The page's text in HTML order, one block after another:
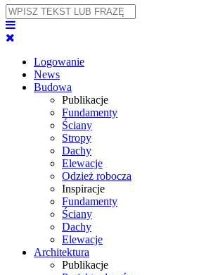
Logowanie
News
Budowa
Publikacje
Fundamenty
Ściany
Stropy
Dachy
Elewacje
Odzież robocza
Inspiracje
Fundamenty
Ściany
Dachy
Elewacje
Architektura
Publikacje